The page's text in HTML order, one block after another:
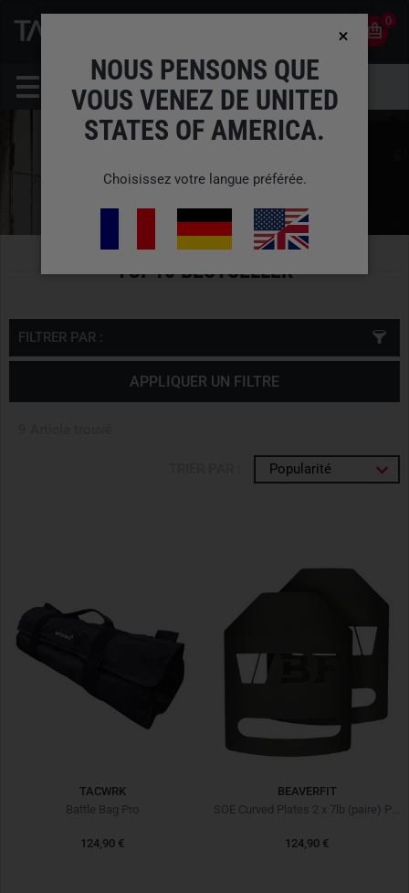
0
TOP10 BESTSELLER
FILTRER PAR :
APPLIQUER UN FILTRE
Popularité
TACWRK
Battle Bag Pro
124,90 €
BEAVERFIT
SOE Curved Plates 2 x 7lb (paire) Plaques lestées
124,90 €
NOUS PENSONS QUE
VOUS VENEZ DE UNITED
STATES OF AMERICA.
Choisissez votre langue préférée.